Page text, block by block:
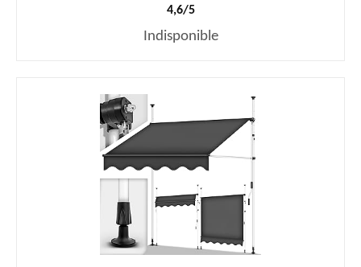
4,6/5
Indisponible